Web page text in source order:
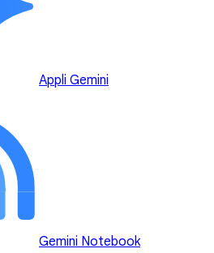
Appli Gemini
Gemini Notebook